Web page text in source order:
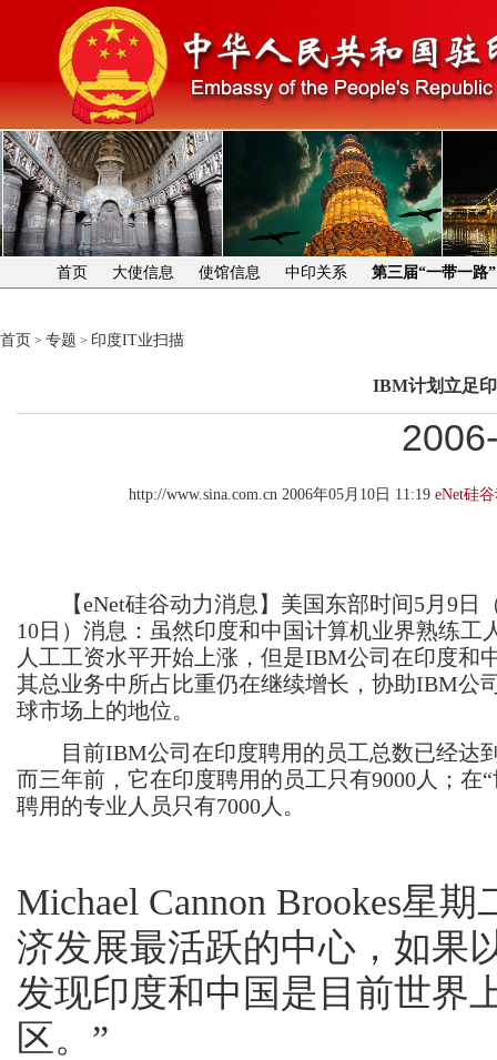
首页 大使信息 使馆信息 中印关系 第三届“一带一路
首页 > 专题 > 印度IT业扫描
IBM计划立足
http://www.sina.com.cn 2006年05月10日 11:19 eNet硅
【eNet硅谷动力消息】美国东部时间5月9日
10日）消息：虽然印度和中国计算机业界熟练工
人工工资水平开始上涨，但是IBM公司在印度和
其总业务中所占比重仍在继续增长，协助IBM公
球市场上的地位。
目前IBM公司在印度聘用的员工总数已经达
而三年前，它在印度聘用的员工只有9000人；在
聘用的专业人员只有7000人。
Michael Cannon Brookes星
济发展最活跃的中心，如果
发现印度和中国是目前世界
区。”